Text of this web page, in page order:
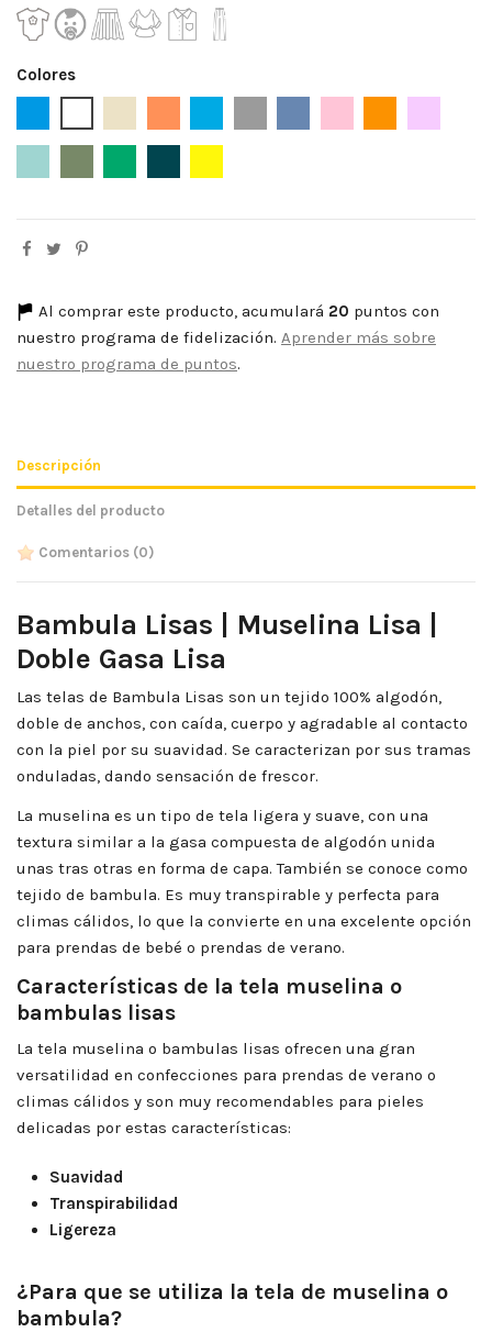
Colores
Al comprar este producto, acumulará 20 puntos con
nuestro programa de fidelización. Aprender más sobre
nuestro programa de puntos.
Descripción
Detalles del producto
Comentarios (0)
Bambula Lisas | Muselina Lisa |
Doble Gasa Lisa
Las telas de Bambula Lisas son un tejido 100% algodón,
doble de anchos, con caída, cuerpo y agradable al contacto
con la piel por su suavidad. Se caracterizan por sus tramas
onduladas, dando sensación de frescor.
La muselina es un tipo de tela ligera y suave, con una
textura similar a la gasa compuesta de algodón unida
unas tras otras en forma de capa. También se conoce como
tejido de bambula. Es muy transpirable y perfecta para
climas cálidos, lo que la convierte en una excelente opción
para prendas de bebé o prendas de verano.
Características de la tela muselina o
bambulas lisas
La tela muselina o bambulas lisas ofrecen una gran
versatilidad en confecciones para prendas de verano o
climas cálidos y son muy recomendables para pieles
delicadas por estas características:
Suavidad
Transpirabilidad
Ligereza
¿Para que se utiliza la tela de muselina o
bambula?